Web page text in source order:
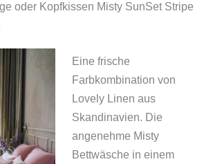
oder Kopfkissen Misty SunSet Stripe
Eine frische
Farbkombination von
Lovely Linen aus
Skandinavien. Die
angenehme Misty
Bettwäsche in einem